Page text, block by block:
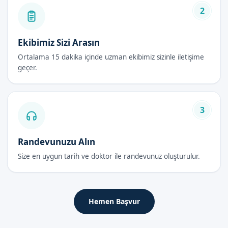
İlk 48 Saat
İşlem sonrası ilk 48 saat, sünnet bölgesinin temiz tutulması ve
Necessary bakımların yapılması önemlidir.
İyileşme süreci, genellikle birkaç gün sürer. Bu süre zarfında,
Dikkat Edilmesi Gerekenler
İyileşme sürecinde, sünnet bölgesine dikkat etmek önemlidir.
hızlı iyileşmeyi sağlar.
2
Ekibimiz Sizi Arasın
Ortalama 15 dakika içinde uzman ekibimiz sizinle iletişime
geçer.
3
Randevunuzu Alın
Size en uygun tarih ve doktor ile randevunuz oluşturulur.
Hemen Başvur